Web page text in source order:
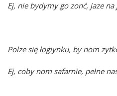
Ej, nie bydymy go zonć, jaze na
Polze się łogiynku, by nom
Ej, coby nom safarnie, pełne